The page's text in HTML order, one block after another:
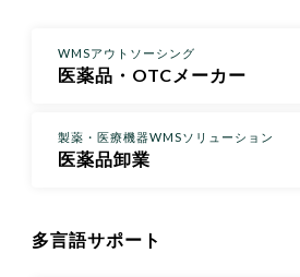
WMSアウトソーシング
医薬品・OTCメーカー
製薬・医療機器WMSソリューション
医薬品卸業
多言語サポート